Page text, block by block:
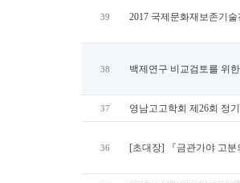
39 2017 국제문화재보존기
38 백제연구 비교검토를 위
37 영남고고학회 제26회 정
36 [초대장] 『금관가야 고